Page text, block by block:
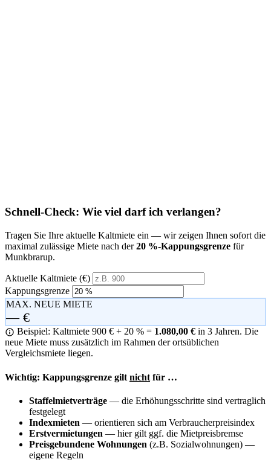
Schnell-Check: Wie viel darf ich verlangen?
Tragen Sie Ihre aktuelle Kaltmiete ein — wir zeigen Ihnen sofort die
maximal zulässige Miete nach der20 %-Kappungsgrenze für
Munkbrarup.
Aktuelle Kaltmiete (€)
Kappungsgrenze
MAX. NEUE MIETE
— €
Beispiel: Kaltmiete 900 € + 20 % = 1.080,00 € in 3 Jahren. Die
neue Miete muss zusätzlich im Rahmen der ortsüblichen
Vergleichsmiete liegen.
Wichtig: Kappungsgrenze gilt nicht für …
Staffelmietverträge — die Erhöhungsschritte sind vertraglich
festgelegt
Indexmieten — orientieren sich am Verbraucherpreisindex
Erstvermietungen — hier gilt ggf. die Mietpreisbremse
Preisgebundene Wohnungen (z.B. Sozialwohnungen) —
eigene Regeln